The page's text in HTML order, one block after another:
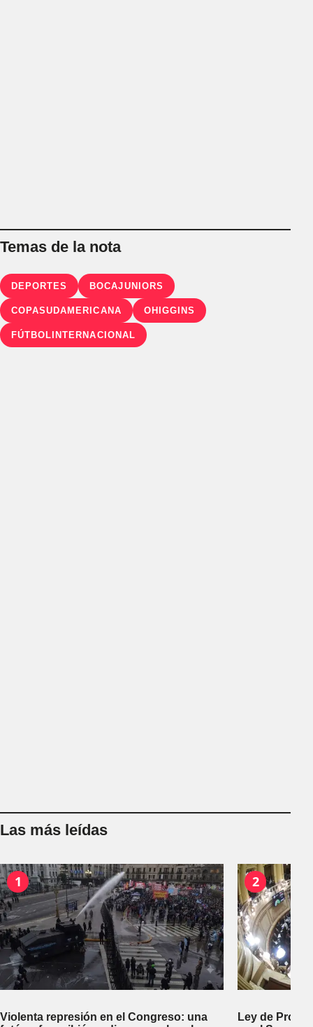
Temas de la nota
DEPORTES BOCAJUNIORS
COPASUDAMERICANA OHIGGINS
FÚTBOLINTERNACIONAL
Las más leídas
1
Violenta represión en el Congreso: una
2
Ley de